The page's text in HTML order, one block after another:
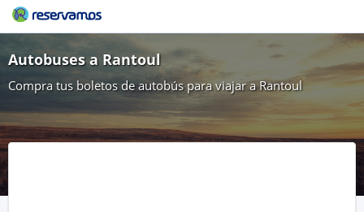
Autobuses a Rantoul
Compra tus boletos de autobús para viajar a Rantoul